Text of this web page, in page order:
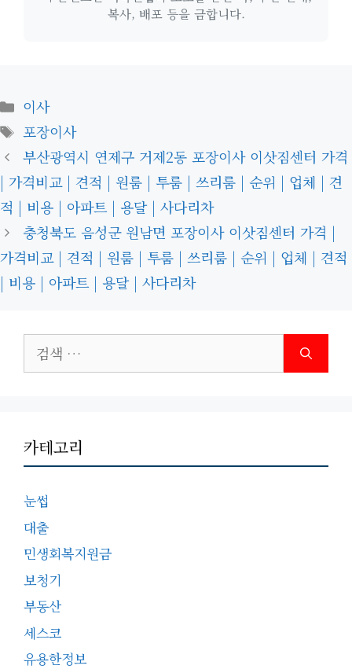
복사, 배포 등을 금합니다.
카
테
리
이사
태
그
포장이사
부산광역시 연제구 거제2동 포장이사 이삿짐센터 가격
| 가격비교 | 견적 | 원룸 | 투룸 | 쓰리룸 | 순위 | 업체 | 견
적 | 비용 | 아파트 | 용달 | 사다리차
충청북도 음성군 원남면 포장이사 이삿짐센터 가격 |
가격비교 | 견적 | 원룸 | 투룸 | 쓰리룸 | 순위 | 업체 | 견적
| 비용 | 아파트 | 용달 | 사다리차
색:
카테고리
눈썹
대출
민생회복지원금
보청기
부동산
세스코
유용한정보